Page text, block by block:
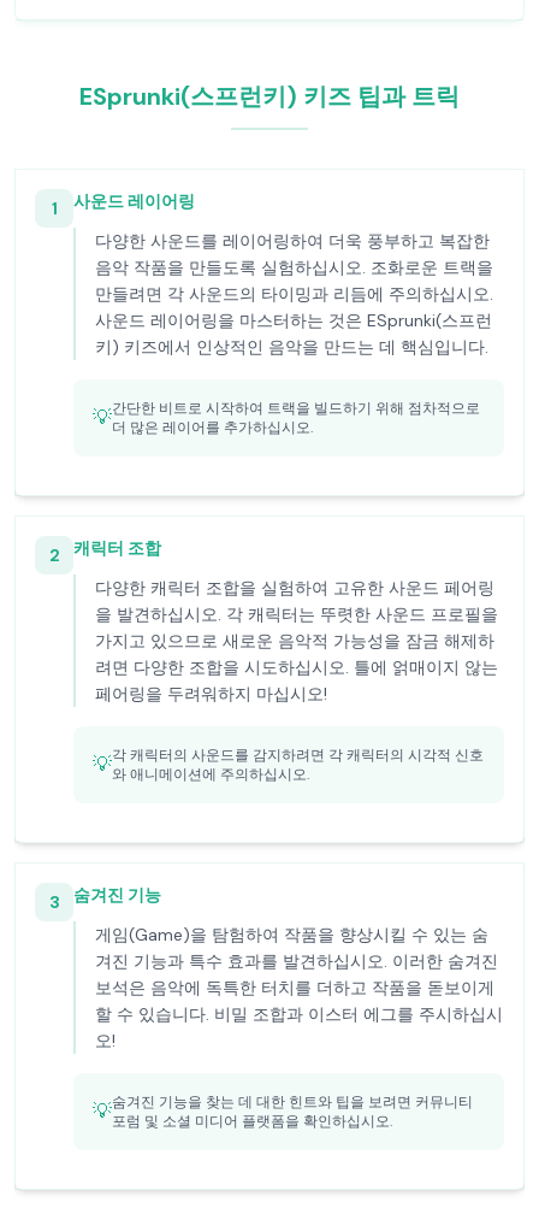
ESprunki(스프런키) 키즈 팁과 트릭
1
사운드 레이어링
다양한 사운드를 레이어링하여 더욱 풍부하고 복잡한
음악 작품을 만들도록 실험하십시오. 조화로운 트랙을
만들려면 각 사운드의 타이밍과 리듬에 주의하십시오.
사운드 레이어링을 마스터하는 것은 ESprunki(스프런
키) 키즈에서 인상적인 음악을 만드는 데 핵심입니다.
💡간단한 비트로 시작하여 트랙을 빌드하기 위해 점차적으로
더 많은 레이어를 추가하십시오.
2
캐릭터 조합
다양한 캐릭터 조합을 실험하여 고유한 사운드 페어링
을 발견하십시오. 각 캐릭터는 뚜렷한 사운드 프로필을
가지고 있으므로 새로운 음악적 가능성을 잠금 해제하
려면 다양한 조합을 시도하십시오. 틀에 얽매이지 않는
페어링을 두려워하지 마십시오!
💡각 캐릭터의 사운드를 감지하려면 각 캐릭터의 시각적 신호
와 애니메이션에 주의하십시오.
3
숨겨진 기능
게임(Game)을 탐험하여 작품을 향상시킬 수 있는 숨
겨진 기능과 특수 효과를 발견하십시오. 이러한 숨겨진
보석은 음악에 독특한 터치를 더하고 작품을 돋보이게
할 수 있습니다. 비밀 조합과 이스터 에그를 주시하십시
오!
💡숨겨진 기능을 찾는 데 대한 힌트와 팁을 보려면 커뮤니티
포럼 및 소셜 미디어 플랫폼을 확인하십시오.